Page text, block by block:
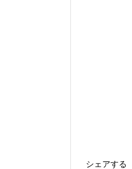
シェアする